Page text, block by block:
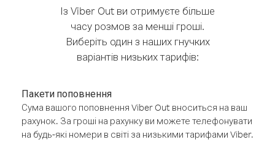
Із Viber Out ви отримуєте більше
часу розмов за менші гроші.
Виберіть один з наших гнучких
варіантів низьких тарифів:
Пакети поповнення
Сума вашого поповнення Viber Out вноситься на ваш
рахунок. За гроші на рахунку ви можете телефонувати
на будь-які номери в світі за низькими тарифами Viber.